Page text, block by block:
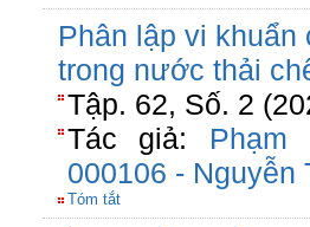
Phân lập vi khuẩn
trong nước thải
Tập. 62, Số. 2
Tác giả: Phạm
000106 - Nguyễn
Tóm tắt